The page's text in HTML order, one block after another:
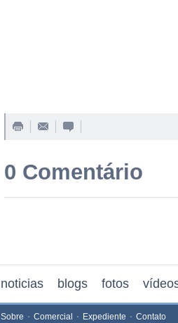
0 Comentário
noticias blogs fotos
Sobre Comercial Expediente Contato